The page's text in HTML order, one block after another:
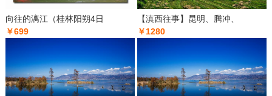
向往的漓江（桂林阳朔4日
￥699
【滇西往事】昆明、腾冲、
￥1280